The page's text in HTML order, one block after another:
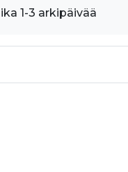
1-3 arkipäivää